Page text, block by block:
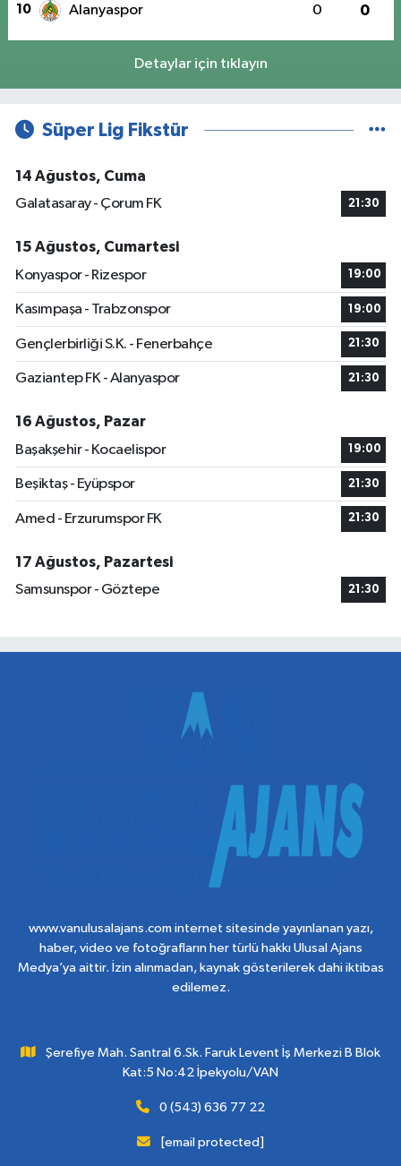
10 Alanyaspor 0 0
Detaylar için tıklayın
Süper Lig Fikstür
14 Ağustos, Cuma
Galatasaray - Çorum FK
21:30
15 Ağustos, Cumartesi
Konyaspor - Rizespor
19:00
Kasımpaşa - Trabzonspor 19:00
Gençlerbirliği S.K. - Fenerbahçe 21:30
Gaziantep FK - Alanyaspor 21:30
16 Ağustos, Pazar
Başakşehir - Kocaelispor
19:00
Beşiktaş - Eyüpspor 21:30
Amed - Erzurumspor FK 21:30
17 Ağustos, Pazartesi
Samsunspor - Göztepe
21:30
www.vanulusalajans.com internet sitesinde yayınlanan yazı,
haber, video ve fotoğrafların her türlü hakkı Ulusal Ajans
Medya’ya aittir. İzin alınmadan, kaynak gösterilerek dahi iktibas
edilemez.
Şerefiye Mah. Santral 6.Sk. Faruk Levent İş Merkezi B Blok
Kat:5 No:42 İpekyolu/VAN
0 (543) 636 77 22
[email protected]